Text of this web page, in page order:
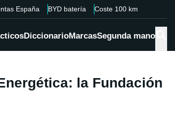
España BYD batería Coste 100 km
DiccionarioMarcasSegunda mano
la Fundación